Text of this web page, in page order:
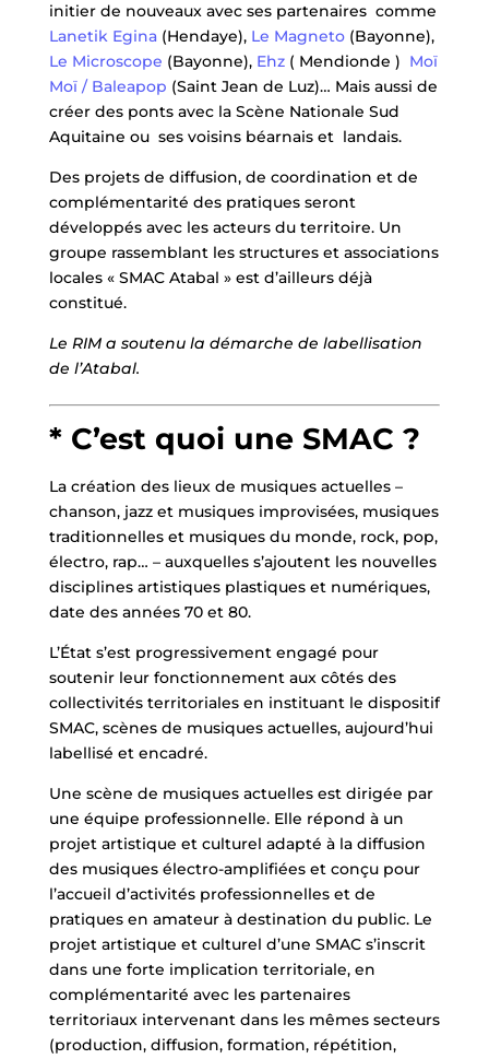
initier de nouveaux avec ses partenaires comme
Lanetik Egina(Hendaye), Le Magneto(Bayonne),
Le Microscope (Bayonne), Ehz ( Mendionde ) Moï
Moï / Baleapop (Saint Jean de Luz)… Mais aussi de
créer des ponts avec la Scène Nationale Sud
Aquitaine ou ses voisins béarnais et landais.
Des projets de diffusion, de coordination et de
complémentarité des pratiques seront
développés avec les acteurs du territoire. Un
groupe rassemblant les structures et associations
locales « SMAC Atabal » est d’ailleurs déjà
constitué.
Le RIM a soutenu la démarche de labellisation
de l’Atabal.
* C’est quoi une SMAC ?
La création des lieux de musiques actuelles –
chanson, jazz et musiques improvisées, musiques
traditionnelles et musiques du monde, rock, pop,
électro, rap… – auxquelles s’ajoutent les nouvelles
disciplines artistiques plastiques et numériques,
date des années 70 et 80.
L’État s’est progressivement engagé pour
soutenir leur fonctionnement aux côtés des
collectivités territoriales en instituant le dispositif
SMAC, scènes de musiques actuelles, aujourd’hui
labellisé et encadré.
Une scène de musiques actuelles est dirigée par
une équipe professionnelle. Elle répond à un
projet artistique et culturel adapté à la diffusion
des musiques électro-amplifiées et conçu pour
l’accueil d’activités professionnelles et de
pratiques en amateur à destination du public. Le
projet artistique et culturel d’une SMAC s’inscrit
dans une forte implication territoriale, en
complémentarité avec les partenaires
territoriaux intervenant dans les mêmes secteurs
(production, diffusion, formation, répétition,